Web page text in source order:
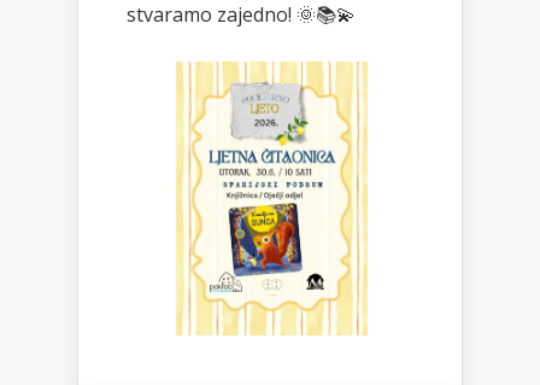
stvaramo zajedno! 🌞📚💫